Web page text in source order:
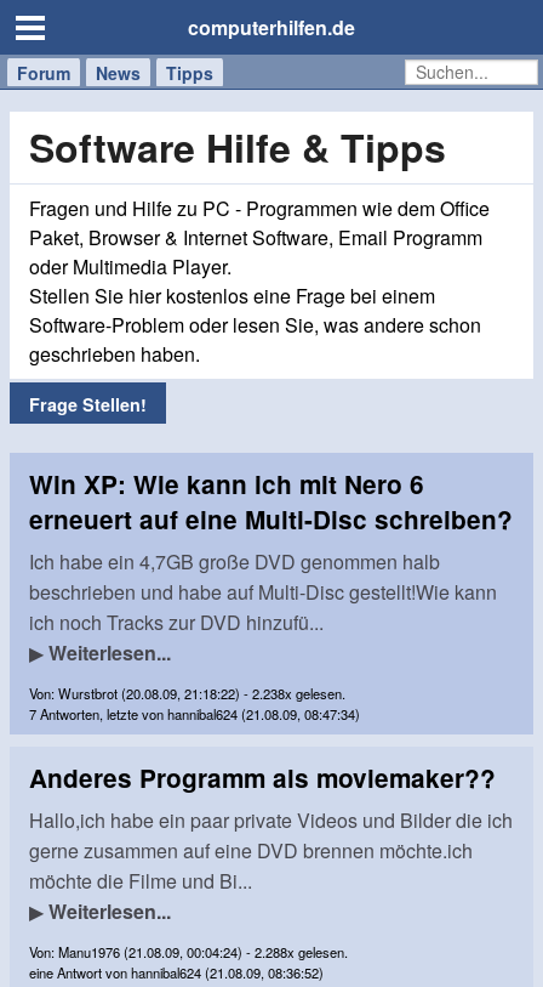
computerhilfen.de
Forum News Tipps
Handy
Windows
Mac
Software Hilfe & Tipps
Fragen und Hilfe zu PC - Programmen wie dem Office
Paket, Browser & Internet Software, Email Programm
oder Multimedia Player.
Stellen Sie hier kostenlos eine Frage bei einem
Software-Problem oder lesen Sie, was andere schon
geschrieben haben.
Frage Stellen!
Win XP: Wie kann ich mit Nero 6
erneuert auf eine Multi-Disc schreiben?
Ich habe ein 4,7GB große DVD genommen halb
beschrieben und habe auf Multi-Disc gestellt!Wie kann
ich noch Tracks zur DVD hinzufü...
▶Weiterlesen...
Von: Wurstbrot (20.08.09, 21:18:22) - 2.238x gelesen.
7 Antworten, letzte von hannibal624 (21.08.09, 08:47:34)
Anderes Programm als moviemaker??
Hallo,ich habe ein paar private Videos und Bilder die ich
gerne zusammen auf eine DVD brennen möchte.ich
möchte die Filme und Bi...
▶Weiterlesen...
Von: Manu1976 (21.08.09, 00:04:24) - 2.288x gelesen.
eine Antwort von hannibal624 (21.08.09, 08:36:52)